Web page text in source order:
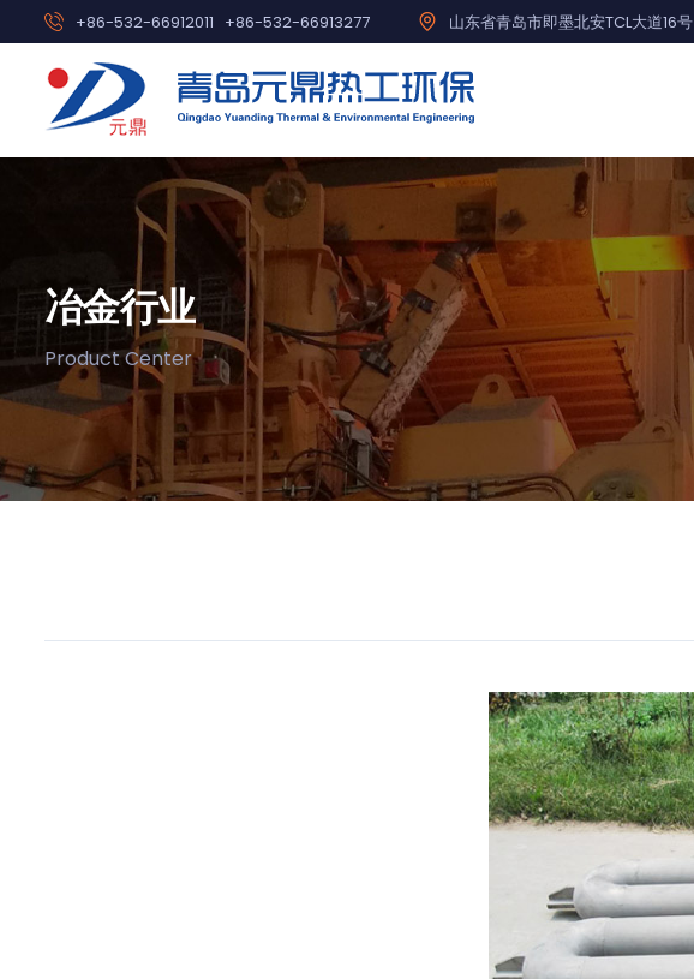
+86-532-66912011 +86-532-66913277 山东省青岛市即墨北安TCL大道16号
冶金行业
Product Center